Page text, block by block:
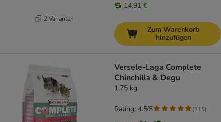
2 Varianten
14,91 €
Zum Warenkorb
hinzufügen
Versele-Laga Complete
Chinchilla & Degu
1,75 kg
Rating: 4.5/5 (115)